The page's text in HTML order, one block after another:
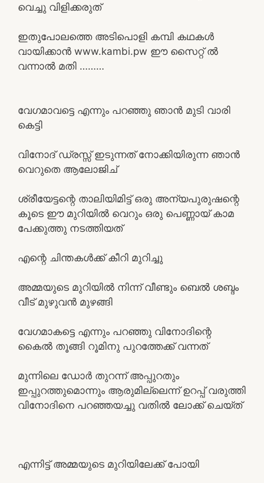
വെച്ചു വിളിക്കരുത്
ഇതുപോലത്തെ അടിപൊളി കമ്പി കഥകൾ
വായിക്കാൻ www.kambi.pw ഈ സൈറ്റ് ൽ
വന്നാൽ മതി ………
വേഗമാവട്ടെ എന്നും പറഞ്ഞു ഞാൻ മുടി വാരി
കെട്ടി
വിനോദ് ഡ്രസ്സ്‌ ഇടുന്നത് നോക്കിയിരുന്ന ഞാൻ
വെറുതെ ആലോജിച്
ശ്രീയേട്ടന്റെ താലിയിമിട്ട് ഒരു അന്യപുരുഷന്റെ
കൂടെ ഈ മുറിയിൽ വെറും ഒരു പെണ്ണായ് കാമ
പേക്കുത്തു നടത്തിയത്
എന്റെ ചിന്തകൾക്ക് കീറി മുറിച്ചു
അമ്മയുടെ മുറിയിൽ നിന്ന് വീണ്ടും ബെൽ ശബ്ദം
വീട് മുഴുവൻ മുഴങ്ങി
വേഗമാകട്ടെ എന്നും പറഞ്ഞു വിനോദിന്റെ
കൈൽ തൂങ്ങി റൂമിനു പുറത്തേക്ക് വന്നത്
മുന്നിലെ ഡോർ തുറന്ന് അപ്പുറതും
ഇപ്പുറത്തുമൊന്നും ആരുമില്ലെന്ന് ഉറപ്പ് വരുത്തി
വിനോദിനെ പറഞ്ഞയച്ചു വതിൽ ലോക്ക് ചെയ്ത്
എന്നിട്ട് അമ്മയുടെ മുറിയിലേക്ക് പോയി